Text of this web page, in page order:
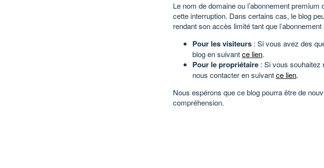
Le nom de domaine ou l’abonnement
cette interruption. Dans certains cas, le blog
rendant son accès limité tant que
Pour les visiteurs : Si vous avez des
blog en suivantce lien.
Pour le propriétaire : Si vous souhaitez
nous contacter en suivantce lien.
Nous espérons que ce blog pourra être de
compréhension.